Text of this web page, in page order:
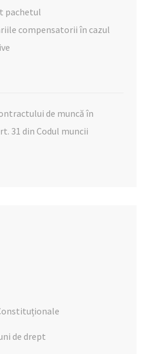
pachetul
compensatorii în cazul
de muncă în
31 din Codul muncii
de drept